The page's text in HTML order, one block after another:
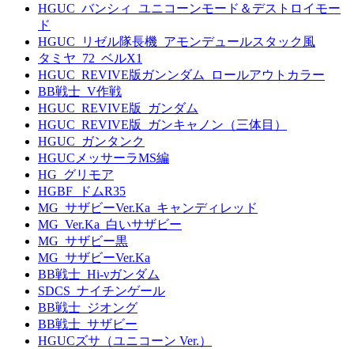
HGUC_バンシィ_ユニコーンモード＆デストロイモー
ド
HGUC_リゼル隊長機_アモンデュールスタック風
タミヤ_72_ベルX1
HGUC_REVIVE版ガンンダム_ロールアウトカラー
BB戦士_V作戦
HGUC_REVIVE版_ガンダム
HGUC_REVIVE版_ガンキャノン（三体目）
HGUC_ガンタンク
HGUCメッサーラMS編
HG_グリモア
HGBF_ドムR35
MG_サザビーVer.Ka_キャンディレッド
MG_Ver.Ka_白いサザビー
MG_サザビー黒
MG_サザビーVer.Ka
BB戦士_Hi-νガンダム
SDCS_ナイチンゲール
BB戦士_ジオング
BB戦士_サザビー
HGUCズサ（ユニコーン Ver.）